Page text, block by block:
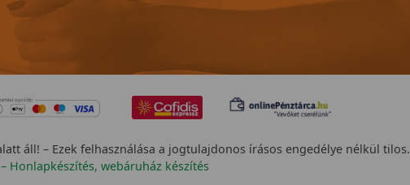
áll! – Ezek felhasználása a jogtulajdonos írásos engedélye nélkül tilos.
Honlapkészítés, webáruház készítés